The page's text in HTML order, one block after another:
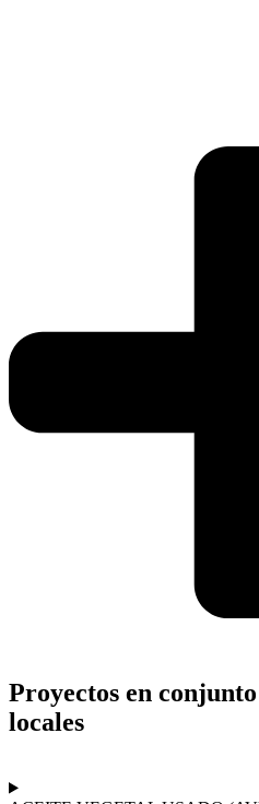
Proyectos en
locales